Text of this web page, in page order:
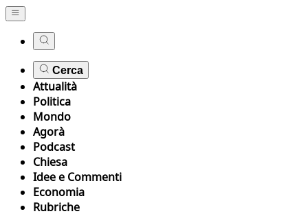
Cerca
Attualità
Politica
Mondo
Agorà
Podcast
Chiesa
Idee e Commenti
Economia
Rubriche